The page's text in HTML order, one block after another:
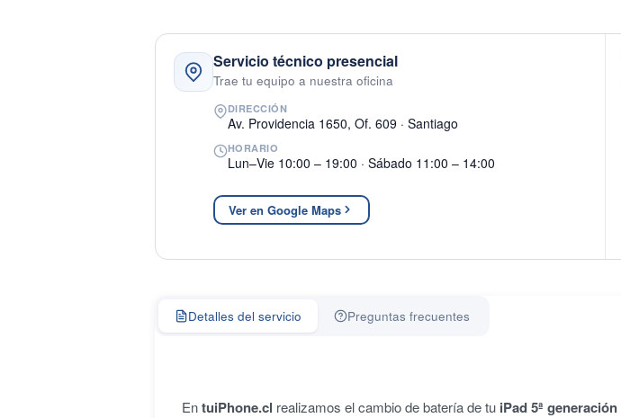
Servicio técnico presencial
Trae tu equipo a nuestra oficina
DIRECCIÓN
Av. Providencia 1650, Of. 609 · Santiago
HORARIO
Lun–Vie 10:00 – 19:00 · Sábado 11:00 – 14:00
Ver en Google Maps
Detalles del servicio Preguntas frecuentes
EntuiPhone.cl realizamos el cambio de batería de tu iPad 5ª generación